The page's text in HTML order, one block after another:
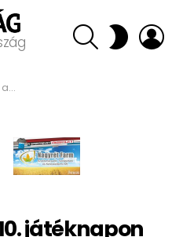
SEARCH SWITCH
SKIN
játéknapon